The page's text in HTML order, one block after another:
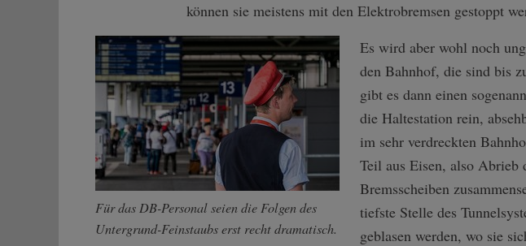
können sie meistens mit den Elektrobremsen gestoppt
Für das DB-Personal seien die Folgen des
Untergrund-Feinstaubs erst recht dramatisch.
Es wird aber wohl noch
den Bahnhof, die sind bis
gibt es dann einen
die Haltestation rein,
im sehr verdreckten
Teil aus Eisen, also Abrieb
Bremsscheiben
tiefste Stelle des
geblasen werden, wo sie